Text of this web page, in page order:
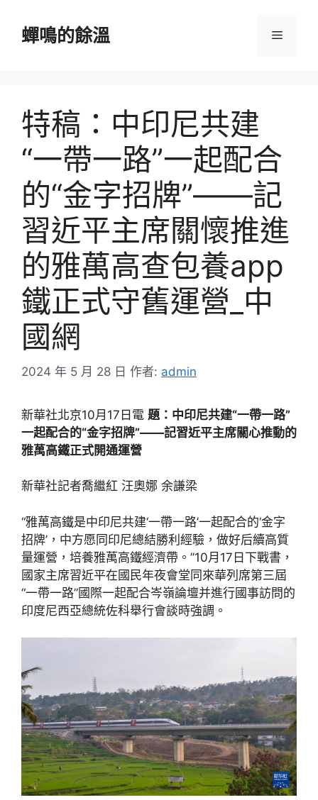
蟬鳴的餘溫 選
特稿：中印尼共建
“一帶一路”一起配合
的“金字招牌”——記
習近平主席關懷推進
的雅萬高查包養app
鐵正式守舊運營_中
國網
2024 年 5 月 28 日 作者: admin
新華社北京10月17日電 題：中印尼共建“一帶一路”
一起配合的“金字招牌”——記習近平主席關心推動的
雅萬高鐵正式開通運營
新華社記者喬繼紅 汪奧娜 余謙梁
“雅萬高鐵是中印尼共建‘一帶一路’一起配合的‘金字
招牌’，中方愿同印尼總結勝利經驗，做好后續高質
量運營，培養雅萬高鐵經濟帶。”10月17日下戰書，
國家主席習近平在國民年夜會堂同來華列席第三屆
“一帶一路”國際一起配合岑嶺論壇并進行國事訪問的
印度尼西亞總統佐科舉行會談時強調。